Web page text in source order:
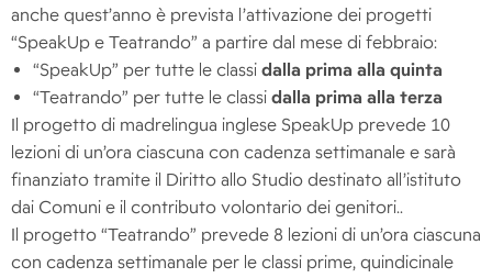
anche quest’anno è prevista l’attivazione dei progetti
“SpeakUp e Teatrando” a partire dal mese di febbraio:
“SpeakUp” per tutte le classi dalla prima alla quinta
“Teatrando” per tutte le classi dalla prima alla terza
Il progetto di madrelingua inglese SpeakUp prevede 10
lezioni di un’ora ciascuna con cadenza settimanale e sarà
finanziato tramite il Diritto allo Studio destinato all’istituto
dai Comuni e il contributo volontario dei genitori..
Il progetto “Teatrando” prevede 8 lezioni di un’ora ciascuna
con cadenza settimanale per le classi prime, quindicinale